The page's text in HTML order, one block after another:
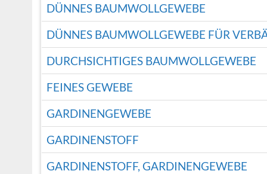
DÜNNES BAUMWOLLGEWEBE
DÜNNES BAUMWOLLGEWEBE FÜR
DURCHSICHTIGES BAUMWOLLGEWEBE
FEINES GEWEBE
GARDINENGEWEBE
GARDINENSTOFF
GARDINENSTOFF, GARDINENGEWEBE